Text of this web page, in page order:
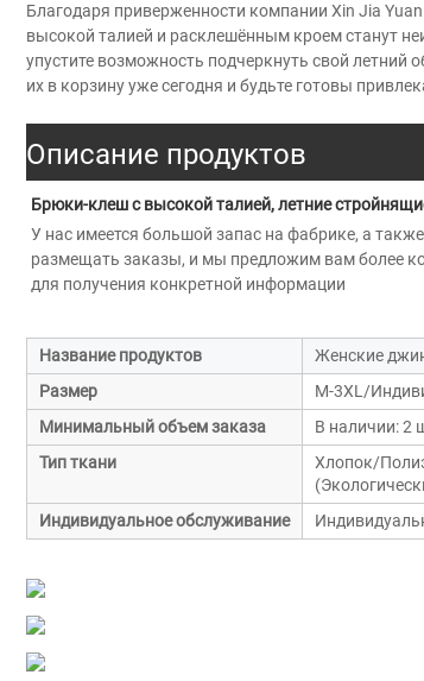
Благодаря приверженности компании Xin Jia
высокой талией и расклешённым кроем станут
упустите возможность подчеркнуть свой
их в корзину уже сегодня и будьте готовы
Описание продуктов
Брюки-клеш с высокой талией, летние
У нас имеется большой запас на фабрике, а
размещать заказы, и мы предложим вам более
для получения конкретной информации
Название продуктов
Женские
Размер
M-3XL/
Минимальный объем заказа
В наличии: 2
Тип ткани
Хлопок/
Индивидуальное обслуживание